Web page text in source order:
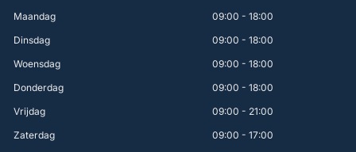
Maandag
09:00 - 18:00
Dinsdag
09:00 - 18:00
Woensdag
09:00 - 18:00
Donderdag
09:00 - 18:00
Vrijdag
09:00 - 21:00
Zaterdag
09:00 - 17:00